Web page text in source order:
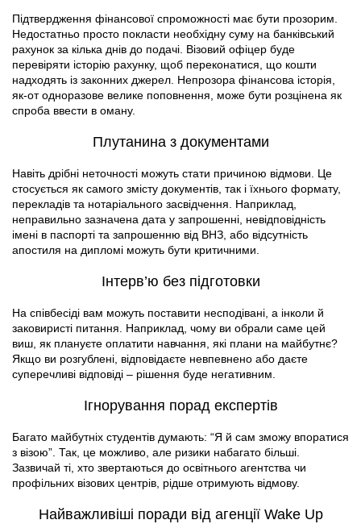
Підтвердження фінансової спроможності має бути прозорим.
Недостатньо просто покласти необхідну суму на банківський
рахунок за кілька днів до подачі. Візовий офіцер буде
перевіряти історію рахунку, щоб переконатися, що кошти
надходять із законних джерел. Непрозора фінансова історія,
як-от одноразове велике поповнення, може бути розцінена як
спроба ввести в оману.
Плутанина з документами
Навіть дрібні неточності можуть стати причиною відмови. Це
стосується як самого змісту документів, так і їхнього формату,
перекладів та нотаріального засвідчення. Наприклад,
неправильно зазначена дата у запрошенні, невідповідність
імені в паспорті та запрошенню від ВНЗ, або відсутність
апостиля на дипломі можуть бути критичними.
Інтерв’ю без підготовки
На співбесіді вам можуть поставити несподівані, а інколи й
заковиристі питання. Наприклад, чому ви обрали саме цей
виш, як плануєте оплатити навчання, які плани на майбутнє?
Якщо ви розгублені, відповідаєте невпевнено або даєте
суперечливі відповіді – рішення буде негативним.
Ігнорування порад експертів
Багато майбутніх студентів думають: “Я й сам зможу впоратися
з візою”. Так, це можливо, але ризики набагато більші.
Зазвичай ті, хто звертаються до освітнього агентства чи
профільних візових центрів, рідше отримують відмову.
Найважливіші поради від агенції Wake Up